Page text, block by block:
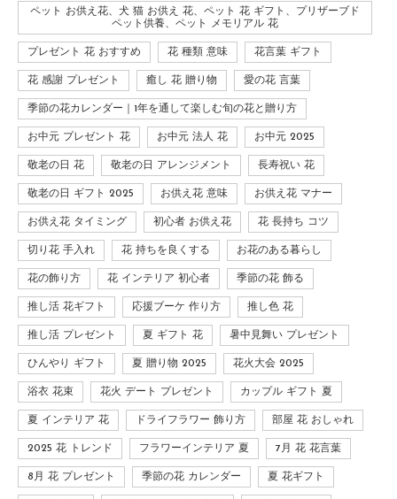
ペット お供え花、犬 猫 お供え 花、ペット 花 ギフト、プリザーブド
ペット供養、ペット メモリアル 花
プレゼント 花 おすすめ 花 種類 意味 花言葉 ギフト
花 感謝 プレゼント 癒し 花 贈り物 愛の花 言葉
季節の花カレンダー｜1年を通して楽しむ旬の花と贈り方
お中元 プレゼント 花 お中元 法人 花 お中元 2025
敬老の日 花 敬老の日 アレンジメント 長寿祝い 花
敬老の日 ギフト 2025 お供え花 意味 お供え花 マナー
お供え花 タイミング 初心者 お供え花 花 長持ち コツ
切り花 手入れ 花 持ちを良くする お花のある暮らし
花の飾り方 花 インテリア 初心者 季節の花 飾る
推し活 花ギフト 応援ブーケ 作り方 推し色 花
推し活 プレゼント 夏 ギフト 花 暑中見舞い プレゼント
ひんやり ギフト 夏 贈り物 2025 花火大会 2025
浴衣 花束 花火 デート プレゼント カップル ギフト 夏
夏 インテリア 花 ドライフラワー 飾り方 部屋 花 おしゃれ
2025 花 トレンド フラワーインテリア 夏 7月 花 花言葉
8月 花 プレゼント 季節の花 カレンダー 夏 花ギフト